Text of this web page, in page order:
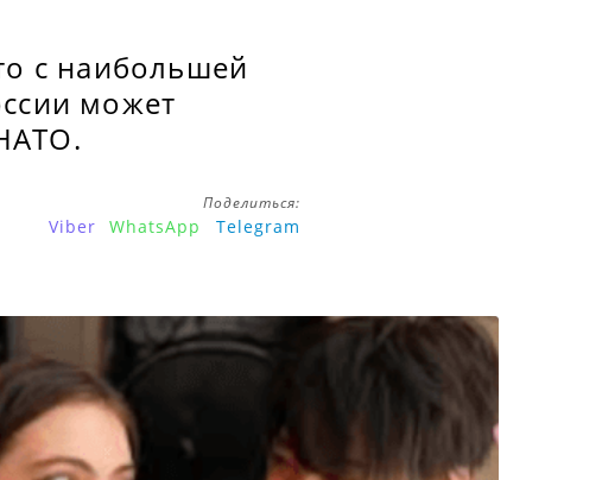
с наибольшей
может
Поделиться:
Viber WhatsApp Telegram